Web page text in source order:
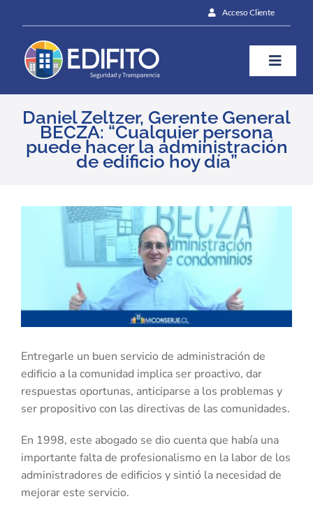
content
Acceso Cliente
Toggle
¿Cómo te ayudamos?
Plan
Blog
Contáctanos
Daniel Zeltzer, Gerente General
BECZA: “Cualquier persona
puede hacer la administración
de edificio hoy día”
Entregarle un buen servicio de administración de
edificio a la comunidad implica ser proactivo, dar
respuestas oportunas, anticiparse a los problemas y
ser propositivo con las directivas de las comunidades.
En 1998, este abogado se dio cuenta que había una
importante falta de profesionalismo en la labor de los
administradores de edificios y sintió la necesidad de
mejorar este servicio.